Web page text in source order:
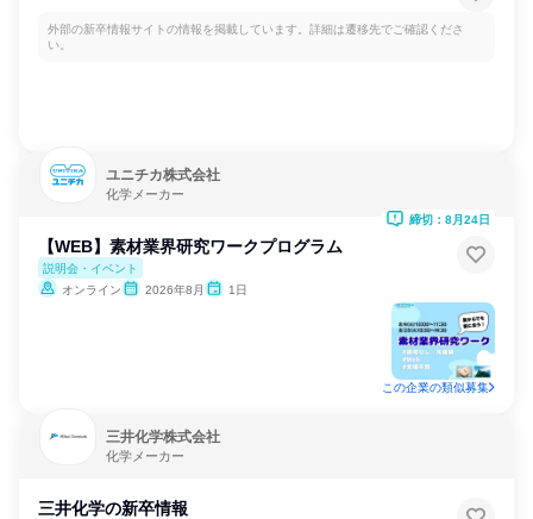
外部の新卒情報サイトの情報を掲載しています。詳細は遷移先でご確認くださ
い。
ユニチカ株式会社
化学メーカー
【WEB】素材業界研究ワークプログラム
説明会・イベント
オンライン
2026年8月 1日
締切：8月24日
この企業の類似募集
三井化学株式会社
化学メーカー
三井化学の新卒情報